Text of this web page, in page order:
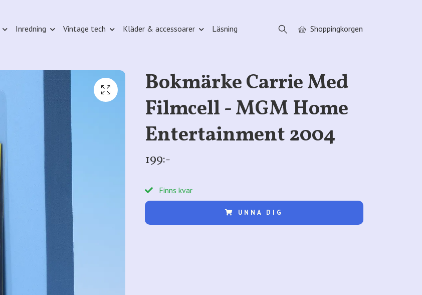
Inredning Vintage tech Kläder & accessoarer Läsning Shoppingkorgen
Bokmärke Carrie Med
Filmcell - MGM Home
Entertainment 2004
199:-
Finns kvar
UNNA DIG